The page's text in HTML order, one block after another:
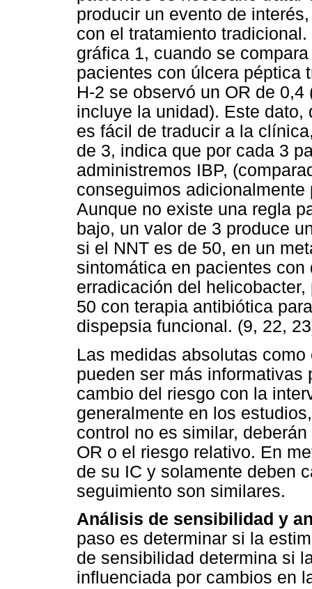
producir un evento de
con el tratamiento
gráfica 1, cuando se
pacientes con úlcera péptica
H-2 se observó un OR de
incluye la unidad). Este dato,
es fácil de traducir a la
de 3, indica que por cada 3
administremos IBP,
conseguimos
Aunque no existe una regla
bajo, un valor de 3 produce
si el NNT es de 50, en un
sintomática en pacientes
erradicación del
50 con terapia antibiótica
dispepsia funcional. (9, 22,
Las medidas absolutas
pueden ser más
cambio del riesgo con la
generalmente en los
control no es similar,
OR o el riesgo relativo. En
de su IC y solamente deben
seguimiento son similares.
Análisis de sensibilidad y
paso es determinar si la
de sensibilidad determina si
influenciada por cambios en